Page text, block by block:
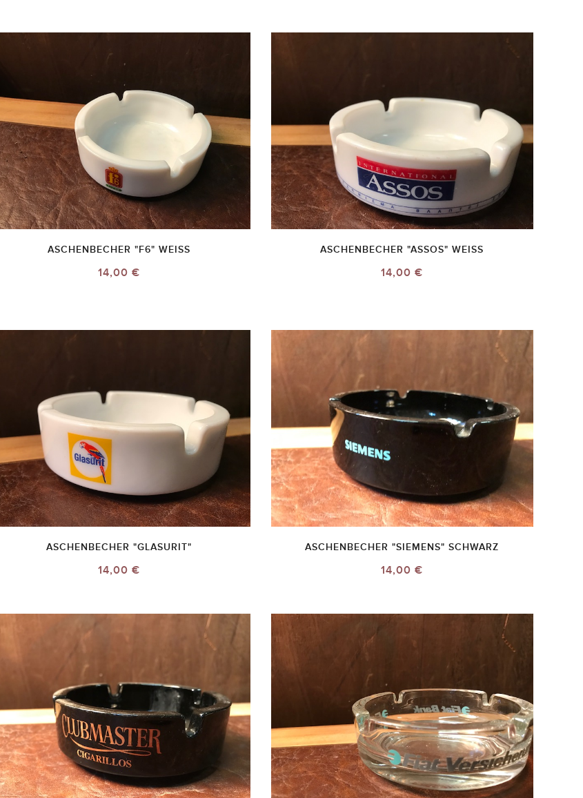
ASCHENBECHER "F6" WEISS
14,00 €
ASCHENBECHER "ASSOS" WEISS
14,00 €
ASCHENBECHER "GLASURIT"
14,00 €
ASCHENBECHER "SIEMENS" SCHWARZ
14,00 €